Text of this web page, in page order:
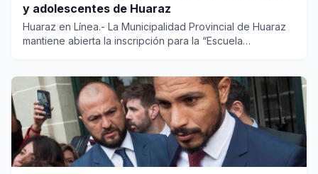
y adolescentes de Huaraz
Huaraz en Línea.- La Municipalidad Provincial de Huaraz
mantiene abierta la inscripción para la “Escuela